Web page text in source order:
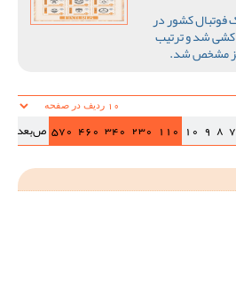
فوتبال کشور در
شد و ترتیب
مشخص شد.
7
8
9
10
110
230
340
460
570 ص‌بعد